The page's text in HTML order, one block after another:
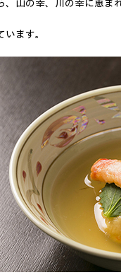
山の幸、川の幸に恵ま
ます。